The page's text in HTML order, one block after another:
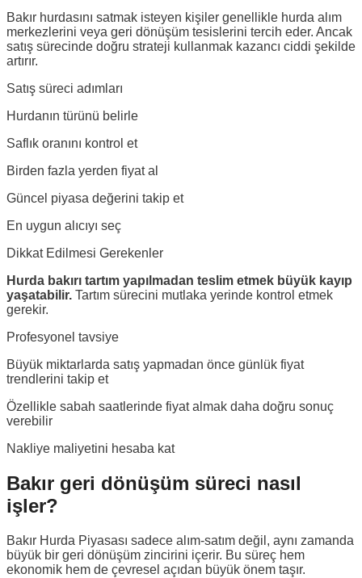
Bakır hurdasını satmak isteyen kişiler genellikle hurda alım
merkezlerini veya geri dönüşüm tesislerini tercih eder. Ancak
satış sürecinde doğru strateji kullanmak kazancı ciddi şekilde
artırır.
Satış süreci adımları
Hurdanın türünü belirle
Saflık oranını kontrol et
Birden fazla yerden fiyat al
Güncel piyasa değerini takip et
En uygun alıcıyı seç
Dikkat Edilmesi Gerekenler
Hurda bakırı tartım yapılmadan teslim etmek büyük kayıp
yaşatabilir. Tartım sürecini mutlaka yerinde kontrol etmek
gerekir.
Profesyonel tavsiye
Büyük miktarlarda satış yapmadan önce günlük fiyat
trendlerini takip et
Özellikle sabah saatlerinde fiyat almak daha doğru sonuç
verebilir
Nakliye maliyetini hesaba kat
Bakır geri dönüşüm süreci nasıl
işler?
Bakır Hurda Piyasası sadece alım-satım değil, aynı zamanda
büyük bir geri dönüşüm zincirini içerir. Bu süreç hem
ekonomik hem de çevresel açıdan büyük önem taşır.